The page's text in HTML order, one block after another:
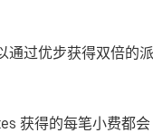
过优步获得双倍的派
获得的每笔小费都会